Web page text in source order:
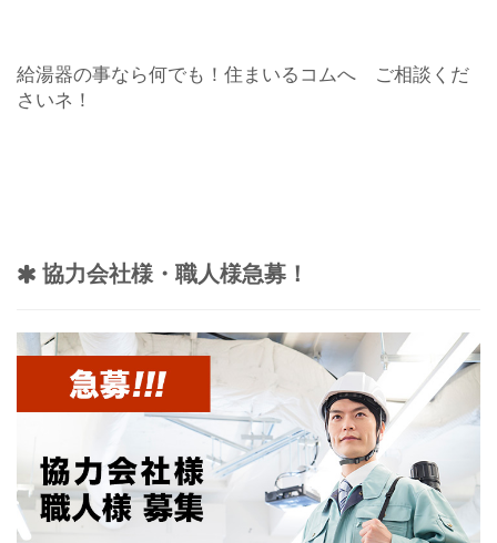
給湯器の事なら何でも！住まいるコムへ ご相談くだ
さいネ！
協力会社様・職人様急募！